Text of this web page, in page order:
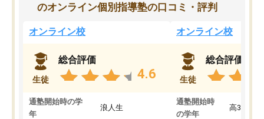
のオンライン個別指導塾の口コミ・評判
オンライン校
生徒
総合評価
4.6
通塾開始時の学
年
浪人生
オンライン校
生徒
総合評価
通塾開始時
の学年
高3